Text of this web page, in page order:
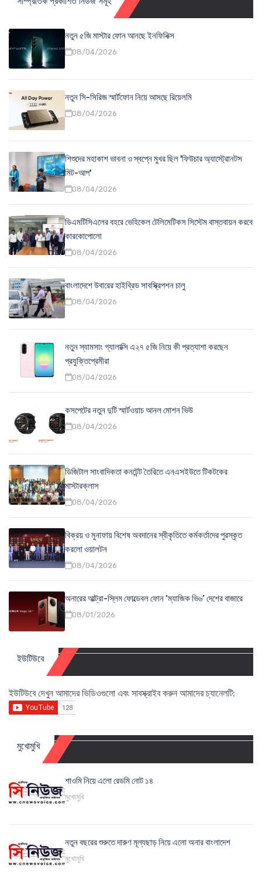
নতুন ৫জি মাস্টার ফোন আনছে ইনফিনিক্স
08/04/2026
নতুন সি-সিরিজ স্মার্টফোন নিয়ে আসছে রিয়েলমি
08/04/2026
শিশুদের মহাকাশ ভাবনা ও স্বপ্নে মুখর ছিল 'ফিউচার অ্যাস্ট্রোনটস
মিট-আপ'
08/04/2026
ডিএমটিসিএলের বহরে ভেহিকেল টেলিমেটিকস সিস্টেম বাস্তবায়ন করবে
কারকোপোলো
08/04/2026
বাংলাদেশে উবারের হাইব্রিড সাবস্ক্রিপশন চালু
08/04/2026
নতুন স্যামসাং গ্যালাক্সি এ২৭ ৫জি নিয়ে কী প্রত্যাশা করছেন
প্রযুক্তিপ্রেমীরা
08/04/2026
কসপেটের নতুন দুটি স্মার্টওয়াচ আনল মোশন ভিউ
08/04/2026
ডিজিটাল সাংবাদিকতা কনটেন্ট তৈরিতে এনএসইউতে টিকটকের
মাস্টারক্লাস
08/04/2026
বিক্রয় ও মুনাফায় বিশেষ অবদানের স্বীকৃতিতে কর্মকর্তাদের পুরস্কৃত
করলো ওয়ালটন
08/04/2026
অনারের আল্ট্রা-স্লিম ফোল্ডেবল ফোন ‘ম্যাজিক ভি৬’ দেশের বাজারে
08/01/2026
ইউটিউবে
ইউটিউবে দেখুন আমাদের ভিডিওগুলো এবং সাবস্ক্রাইব করুন আমাদের চ্যানেলটি:
মুখোমুখি
শাওমি নিয়ে এলো রেডমি নোট ১৪
মুখোমুখি
নতুন বছরের শুরুতে দারুণ মূল্যছাড় নিয়ে এলো অনার বাংলাদেশ
মুখোমুখি